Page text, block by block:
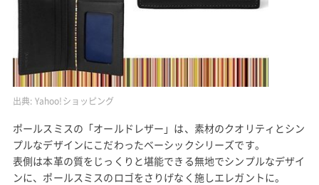
出典: Yahoo!ショッピング
ポールスミスの「オールドレザー」は、素材のクオリティとシン
プルなデザインにこだわったベーシックシリーズです。
表側は本革の質をじっくりと堪能できる無地でシンプルなデザイ
ンに、ポールスミスのロゴをさりげなく施しエレガントに。